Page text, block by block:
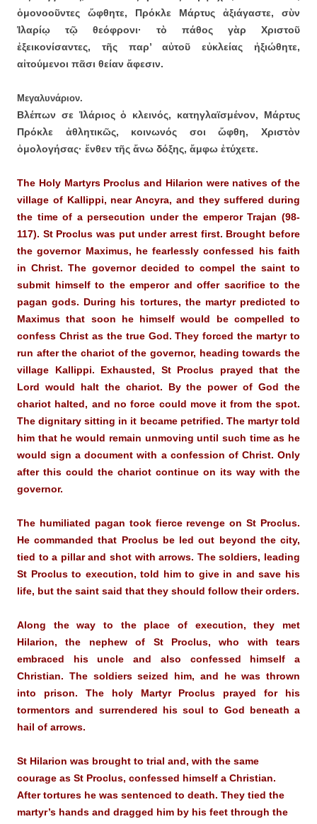
ὁμονοοῦντες ὤφθητε, Πρόκλε Μάρτυς ἀξιάγαστε, σὺν
Ἱλαρίῳ τῷ θεόφρονι· τὸ πάθος γὰρ Χριστοῦ
ἐξεικονίσαντες, τῆς παρ’ αὐτοῦ εὐκλείας ἠξιώθητε,
αἰτούμενοι πᾶσι θείαν ἄφεσιν.
Μεγαλυνάριον.
Βλέπων σε Ἱλάριος ὁ κλεινός, κατηγλαϊσμένον, Μάρτυς
Πρόκλε ἀθλητικῶς, κοινωνός σοι ὤφθη, Χριστὸν
ὁμολογήσας· ἔνθεν τῆς ἄνω δόξης, ἄμφω ἐτύχετε.
The Holy Martyrs Proclus and Hilarion were natives of the
village of Kallippi, near Ancyra, and they suffered during
the time of a persecution under the emperor Trajan (98-
117). St Proclus was put under arrest first. Brought before
the governor Maximus, he fearlessly confessed his faith
in Christ. The governor decided to compel the saint to
submit himself to the emperor and offer sacrifice to the
pagan gods. During his tortures, the martyr predicted to
Maximus that soon he himself would be compelled to
confess Christ as the true God. They forced the martyr to
run after the chariot of the governor, heading towards the
village Kallippi. Exhausted, St Proclus prayed that the
Lord would halt the chariot. By the power of God the
chariot halted, and no force could move it from the spot.
The dignitary sitting in it became petrified. The martyr told
him that he would remain unmoving until such time as he
would sign a document with a confession of Christ. Only
after this could the chariot continue on its way with the
governor.
The humiliated pagan took fierce revenge on St Proclus.
He commanded that Proclus be led out beyond the city,
tied to a pillar and shot with arrows. The soldiers, leading
St Proclus to execution, told him to give in and save his
life, but the saint said that they should follow their orders.
Along the way to the place of execution, they met
Hilarion, the nephew of St Proclus, who with tears
embraced his uncle and also confessed himself a
Christian. The soldiers seized him, and he was thrown
into prison. The holy Martyr Proclus prayed for his
tormentors and surrendered his soul to God beneath a
hail of arrows.
St Hilarion was brought to trial and, with the same
courage as St Proclus, confessed himself a Christian.
After tortures he was sentenced to death. They tied the
martyr’s hands and dragged him by his feet through the